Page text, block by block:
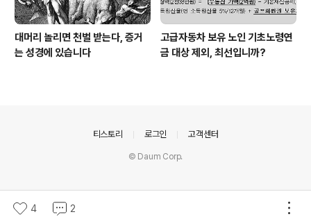
대머리 놀리면 천벌 받는다, 증거
는 성경에 있습니다
고급자동차 보유 노인 기초노령연
금 대상 제외, 최선입니까?
4 2
티스토리 로그인 고객센터
© Daum Corp.